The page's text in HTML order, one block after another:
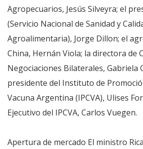
Agropecuarios, Jesús Silveyra; el
(Servicio Nacional de Sanidad y
Agroalimentaria), Jorge Dillon; el
China, Hernán Viola; la directora de
Negociaciones Bilaterales, Gabriela
presidente del Instituto de
Vacuna Argentina (IPCVA), Ulises
Ejecutivo del IPCVA, Carlos Vuegen.
Apertura de mercado El ministro